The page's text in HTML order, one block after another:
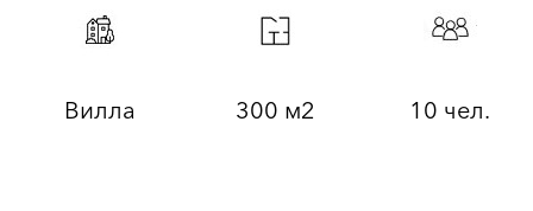
Вилла 300 м2 10 чел.